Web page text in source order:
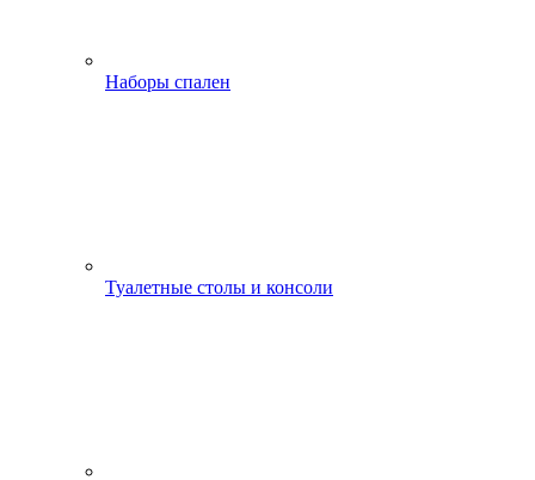
Наборы спален
Туалетные столы и консоли